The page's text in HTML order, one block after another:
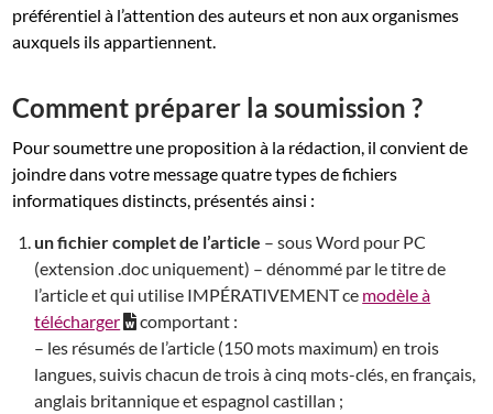
préférentiel à l’attention des auteurs et non aux organismes
auxquels ils appartiennent.
Comment préparer la soumission ?
Pour soumettre une proposition à la rédaction, il convient de
joindre dans votre message quatre types de fichiers
informatiques distincts, présentés ainsi :
un fichier complet de l’article – sous Word pour PC
(extension .doc uniquement) – dénommé par le titre de
l’article et qui utilise IMPÉRATIVEMENT ce modèle à
télécharger
comportant :
– les résumés de l’article (150 mots maximum) en trois
langues, suivis chacun de trois à cinq mots-clés, en français,
anglais britannique et espagnol castillan ;